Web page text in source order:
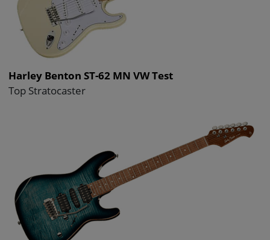
Harley Benton ST-62 MN VW Test
Top Stratocaster